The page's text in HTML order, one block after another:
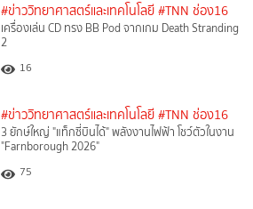
#ข่าววิทยาศาสตร์และเทคโนโลยี #TNN ช่อง16
เครื่องเล่น CD ทรง BB Pod จากเกม Death Stranding
2
16
#ข่าววิทยาศาสตร์และเทคโนโลยี #TNN ช่อง16
3 ยักษ์ใหญ่ "แท็กซี่บินได้" พลังงานไฟฟ้า โชว์ตัวในงาน
"Farnborough 2026"
75